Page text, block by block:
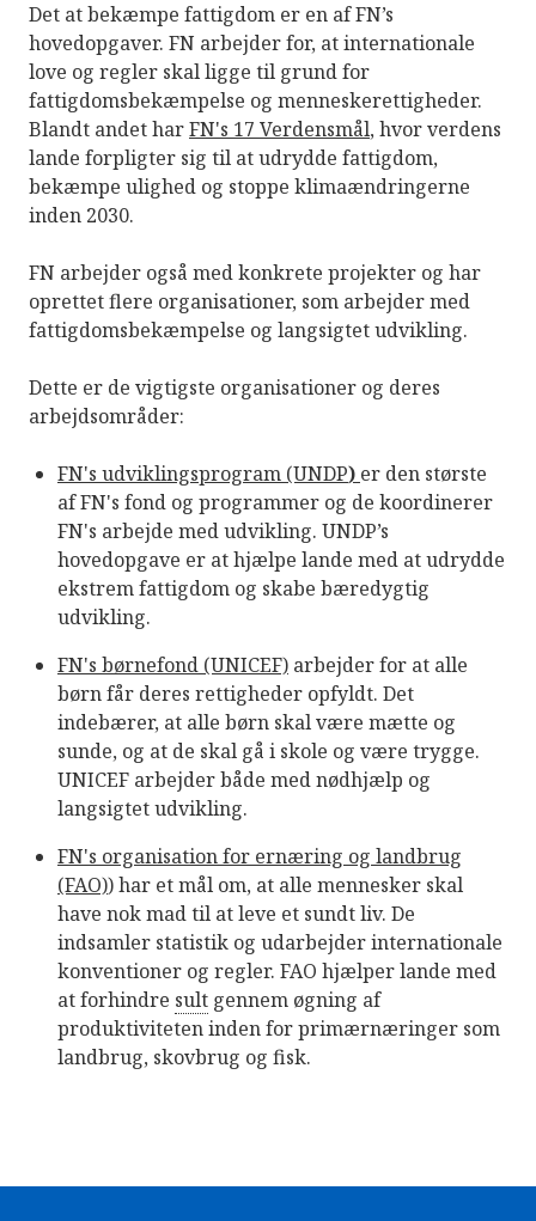
Det at bekæmpe fattigdom er en af FN’s
hovedopgaver. FN arbejder for, at internationale
love og regler skal ligge til grund for
fattigdomsbekæmpelse og menneskerettigheder.
Blandt andet harFN's 17 Verdensmål, hvor verdens
lande forpligter sig til at udrydde fattigdom,
bekæmpe ulighed og stoppe klimaændringerne
inden 2030.
FN arbejder også med konkrete projekter og har
oprettet flere organisationer, som arbejder med
fattigdomsbekæmpelse og langsigtet udvikling.
Dette er de vigtigste organisationer og deres
arbejdsområder:
FN's udviklingsprogram (UNDP) er den største
af FN's fond og programmer og de koordinerer
FN's arbejde med udvikling. UNDP’s
hovedopgave er at hjælpe lande med at udrydde
ekstrem fattigdom og skabe bæredygtig
udvikling.
FN's børnefond (UNICEF) arbejder for at alle
børn får deres rettigheder opfyldt. Det
indebærer, at alle børn skal være mætte og
sunde, og at de skal gå i skole og være trygge.
UNICEF arbejder både med nødhjælp og
langsigtet udvikling.
FN's organisation for ernæring og landbrug
(FAO)) har et mål om, at alle mennesker skal
have nok mad til at leve et sundt liv. De
indsamler statistik og udarbejder internationale
konventioner og regler. FAO hjælper lande med
at forhindre sult gennem øgning af
produktiviteten inden for primærnæringer som
landbrug, skovbrug og fisk.